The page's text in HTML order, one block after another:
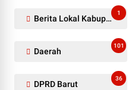
Berita Lokal Kabupaten Barito Utara
1
Daerah
101
DPRD Barut
36